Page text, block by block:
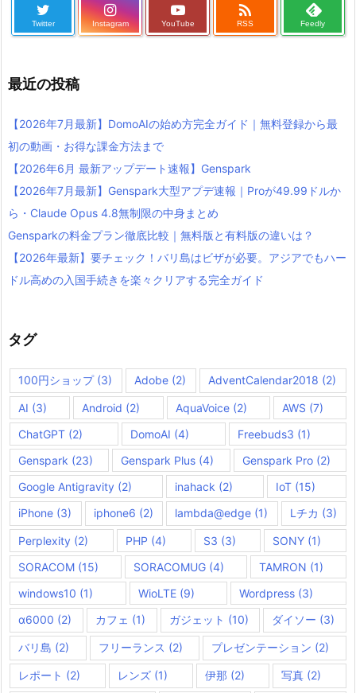
Twitter Instagram YouTube

RSS Feedly
最近の投稿
【2026年7月最新】DomoAIの始め方完全ガイド｜無料登録から最
初の動画・お得な課金方法まで
【2026年6月 最新アップデート速報】Genspark
【2026年7月最新】Genspark大型アプデ速報｜Proが49.99ドルか
ら・Claude Opus 4.8無制限の中身まとめ
Gensparkの料金プラン徹底比較｜無料版と有料版の違いは？
【2026年最新】要チェック！バリ島はビザが必要。アジアでもハー
ドル高めの入国手続きを楽々クリアする完全ガイド
タグ
100円ショップ(3) Adobe (2) AdventCalendar2018 (2)
AI (3) Android (2) AquaVoice(2) AWS (7)
ChatGPT (2) DomoAI (4) Freebuds3 (1)
Genspark (23) Genspark Plus (4) Genspark Pro(2)
Google Antigravity (2) inahack (2) IoT (15)
iPhone (3) iphone6 (2) lambda@edge (1) Lチカ (3)
Perplexity (2) PHP (4) S3 (3) SONY (1)
SORACOM (15) SORACOMUG (4) TAMRON (1)
windows10 (1) WioLTE(9) Wordpress (3)
α6000 (2) カフェ (1) ガジェット (10) ダイソー (3)
バリ島 (2) フリーランス (2) プレゼンテーション (2)
レポート (2) レンズ(1) 伊那 (2) 写真 (2)